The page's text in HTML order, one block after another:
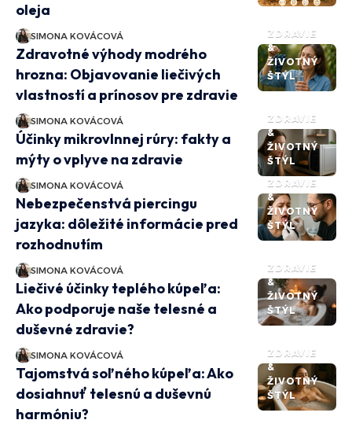
oleja
SIMONA KOVÁCOVÁ
ZDRAVIE
&
ŽIVOTNÝ
ŠTÝL
Zdravotné výhody modrého
hrozna: Objavovanie liečivých
vlastností a prínosov pre zdravie
SIMONA KOVÁCOVÁ
ZDRAVIE
&
ŽIVOTNÝ
ŠTÝL
Účinky mikrovlnnej rúry: fakty a
mýty o vplyve na zdravie
SIMONA KOVÁCOVÁ
ZDRAVIE
&
ŽIVOTNÝ
ŠTÝL
Nebezpečenstvá piercingu
jazyka: dôležité informácie pred
rozhodnutím
SIMONA KOVÁCOVÁ
ZDRAVIE
&
ŽIVOTNÝ
ŠTÝL
Liečivé účinky teplého kúpeľa:
Ako podporuje naše telesné a
duševné zdravie?
SIMONA KOVÁCOVÁ
ZDRAVIE
&
ŽIVOTNÝ
ŠTÝL
Tajomstvá soľného kúpeľa: Ako
dosiahnuť telesnú a duševnú
harmóniu?